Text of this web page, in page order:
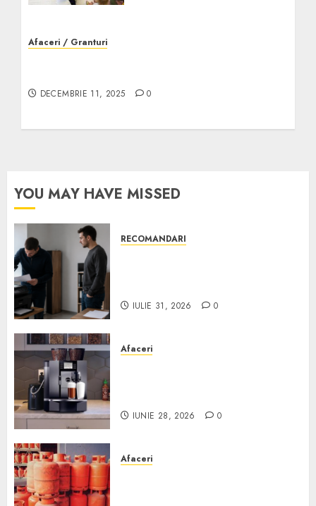
Afaceri / Granturi
DECEMBRIE 11, 2025 0
YOU MAY HAVE MISSED
RECOMANDARI
IULIE 31, 2026 0
Afaceri
IUNIE 28, 2026 0
Afaceri